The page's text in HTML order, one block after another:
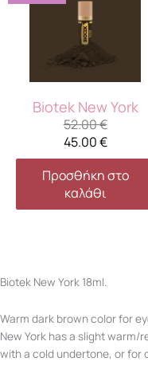
Biotek New York
52.00€
45.00€
Προσθήκη στο
καλάθι
Biotek New York 18ml.
Warm dark brown color for
New York has a slight warm/
with a cold undertone, or for